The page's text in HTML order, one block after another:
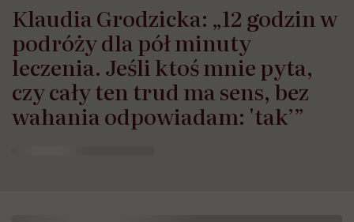
Klaudia Grodzicka: „12 godzin w
podróży dla pół minuty
leczenia. Jeśli ktoś mnie pyta,
czy cały ten trud ma sens, bez
wahania odpowiadam: 'tak’”